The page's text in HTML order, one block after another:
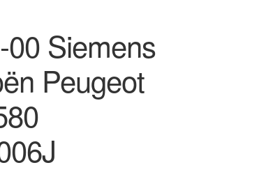
Siemens
Peugeot